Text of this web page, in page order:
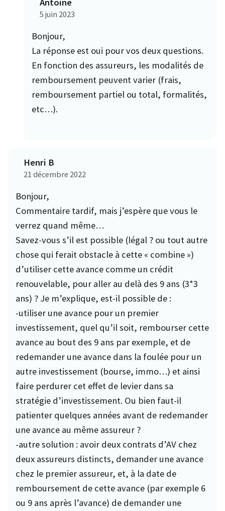
5 juin 2023
Bonjour,
La réponse est oui pour vos deux questions.
En fonction des assureurs, les modalités de
remboursement peuvent varier (frais,
remboursement partiel ou total, formalités,
etc…).
Henri B
21 décembre 2022
Bonjour,
Commentaire tardif, mais j’espère que vous le
verrez quand même…
Savez-vous s’il est possible (légal ? ou tout autre
chose qui ferait obstacle à cette « combine »)
d’utiliser cette avance comme un crédit
renouvelable, pour aller au delà des 9 ans (3*3
ans) ? Je m’explique, est-il possible de :
-utiliser une avance pour un premier
investissement, quel qu’il soit, rembourser cette
avance au bout des 9 ans par exemple, et de
redemander une avance dans la foulée pour un
autre investissement (bourse, immo…) et ainsi
faire perdurer cet effet de levier dans sa
stratégie d’investissement. Ou bien faut-il
patienter quelques années avant de redemander
une avance au même assureur ?
-autre solution : avoir deux contrats d’AV chez
deux assureurs distincts, demander une avance
chez le premier assureur, et, à la date de
remboursement de cette avance (par exemple 6
ou 9 ans après l’avance) de demander une